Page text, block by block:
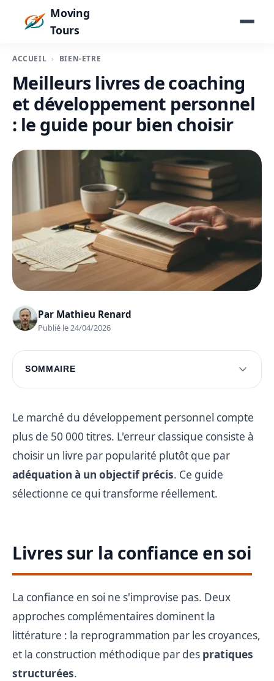
Moving
Tours
ACCUEIL BIEN-ÊTRE
Meilleurs livres de coaching
et développement personnel
: le guide pour bien choisir
Par Mathieu Renard
Publié le 24/04/2026
SOMMAIRE
Livres sur la confiance en soi
Cultiver la résilience
Questions fréquentes
Le marché du développement personnel compte
plus de 50 000 titres. L'erreur classique consiste à
choisir un livre par popularité plutôt que par
adéquation à un objectif précis. Ce guide
sélectionne ce qui transforme réellement.
Livres sur la confiance en soi
La confiance en soi ne s'improvise pas. Deux
approches complémentaires dominent la
littérature : la reprogrammation par les croyances,
et la construction méthodique par des pratiques
structurées.